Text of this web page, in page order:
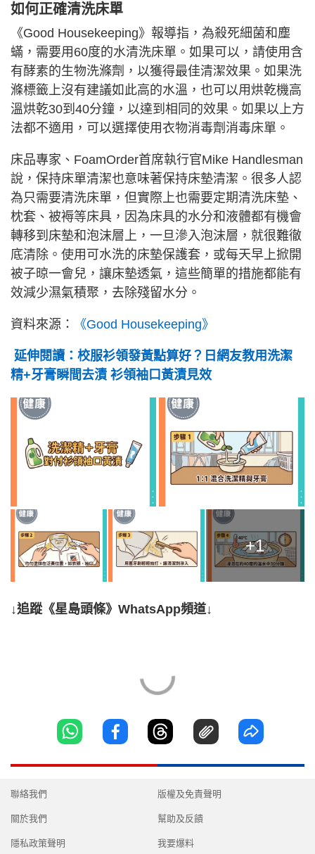
如何正確清洗床單
《Good Housekeeping》報導指，為殺死細菌和塵
蟎，需要用60度的水清洗床單。如果可以，請使用含
有酵素的生物洗滌劑，以獲得最佳清潔效果。如果洗
滌標籤上沒有建議如此高的水溫，也可以用烘乾機高
溫烘乾30到40分鐘，以達到相同的效果。如果以上方
法都不適用，可以選擇使用衣物消毒劑消毒床單。
床品專家、FoamOrder首席執行官Mike Handlesman
說，保持床單清潔也意味著保持床墊清潔。很多人認
為只需要清洗床單，但實際上也需要定期清洗床墊、
枕套、被褥等床具，因為床具的水分和液體都有機會
轉移到床墊和泡沫層上，一旦滲入泡沫層，就很難徹
底清除。使用可水洗的床墊保護套，或每天早上掀開
被子晾一會兒，讓床墊透氣，這些簡單的措施都能有
效減少濕氣積聚，去除殘留水分。
資料來源： 《Good Housekeeping》
延伸閱讀：校服衫領發黃點算好？日網友教用洗潔
精+牙膏瞬間去漬 衫領袖口黃漬見效
+1
↓追蹤《星島頭條》WhatsApp頻道↓
聯絡我們
關於我們
隱私政策聲明
版權及免責聲明
幫助及反饋
我要爆料